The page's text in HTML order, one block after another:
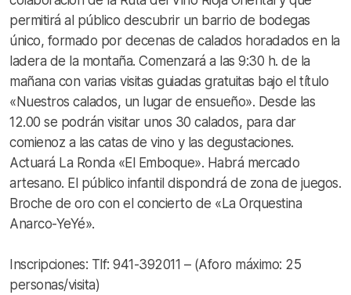
permitirá al público descubrir un barrio de bodegas
único, formado por decenas de calados horadados en la
ladera de la montaña. Comenzará a las 9:30 h. de la
mañana con varias visitas guiadas gratuitas bajo el título
«Nuestros calados, un lugar de ensueño». Desde las
12.00 se podrán visitar unos 30 calados, para dar
comienoz a las catas de vino y las degustaciones.
Actuará La Ronda «El Emboque». Habrá mercado
artesano. El público infantil dispondrá de zona de juegos.
Broche de oro con el concierto de «La Orquestina
Anarco-YeYé».
Inscripciones: Tlf: 941-392011 – (Aforo máximo: 25
personas/visita)